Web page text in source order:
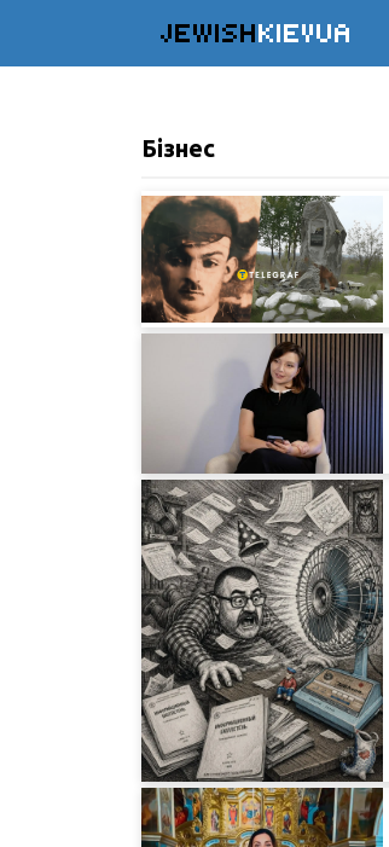
JEWISHKIEVUA
Бізнес